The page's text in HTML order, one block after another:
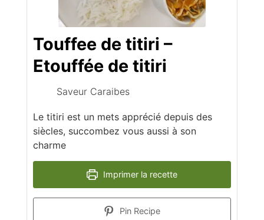
Touffee de titiri –
Etouffée de titiri
Saveur Caraibes
Le titiri est un mets apprécié depuis des
siècles, succombez vous aussi à son
charme
Imprimer la recette
Pin Recipe